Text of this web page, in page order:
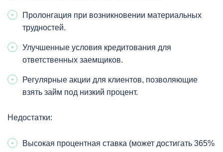
Пролонгация при возникновении материальных
трудностей.
Улучшенные условия кредитования для
ответственных заемщиков.
Регулярные акции для клиентов, позволяющие
взять займ под низкий процент.
Недостатки:
Высокая процентная ставка (может достигать 365%